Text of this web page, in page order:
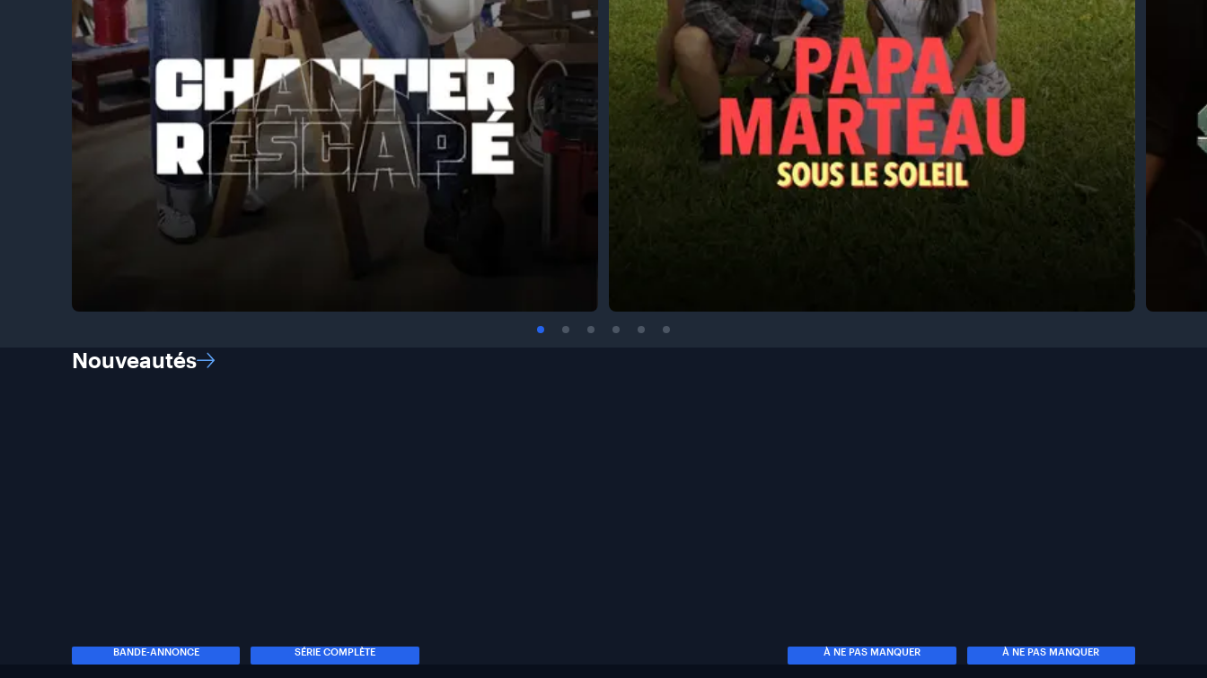
Nouveautés
BANDE-ANNONCE SÉRIE COMPLÈTE À NE PAS MANQUER À NE PAS MANQUER